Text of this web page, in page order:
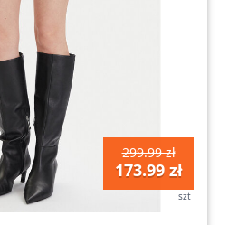
299.99 zł
173.99 zł
szt